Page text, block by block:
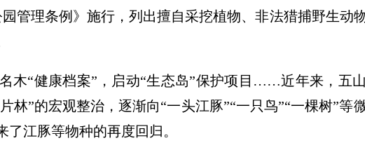
管理条例》施行，列出擅自采挖植物、非法猎捕野生动
木“健康档案”，启动“生态岛”保护项目……近年来，五
林”的宏观整治，逐渐向“一头江豚”“一只鸟”“一棵树”等
江豚等物种的再度回归。